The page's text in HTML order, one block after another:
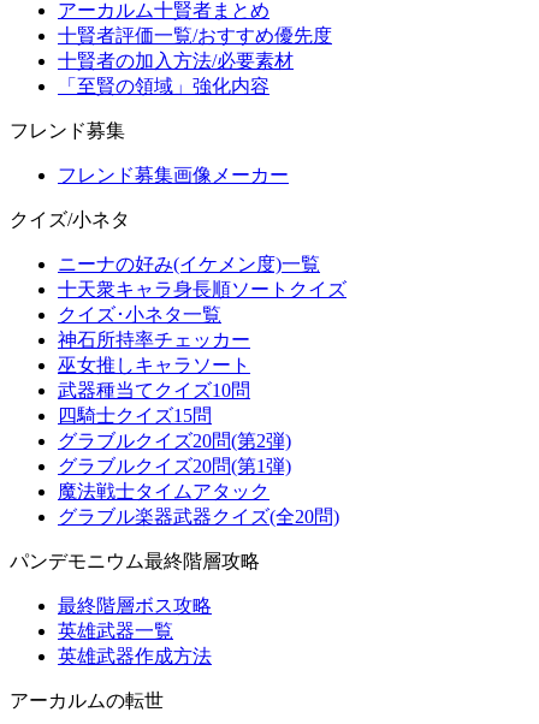
アーカルム十賢者まとめ
十賢者評価一覧/おすすめ優先度
十賢者の加入方法/必要素材
「至賢の領域」強化内容
フレンド募集
フレンド募集画像メーカー
クイズ/小ネタ
ニーナの好み(イケメン度)一覧
十天衆キャラ身長順ソートクイズ
クイズ･小ネタ一覧
神石所持率チェッカー
巫女推しキャラソート
武器種当てクイズ10問
四騎士クイズ15問
グラブルクイズ20問(第2弾)
グラブルクイズ20問(第1弾)
魔法戦士タイムアタック
グラブル楽器武器クイズ(全20問)
パンデモニウム最終階層攻略
最終階層ボス攻略
英雄武器一覧
英雄武器作成方法
アーカルムの転世